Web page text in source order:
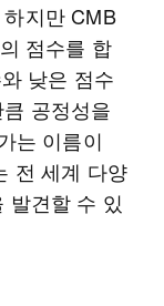
지만 CMB
점수를 합
낮은 점수
공정성을
는 이름이
전 세계 다양
발견할 수 있